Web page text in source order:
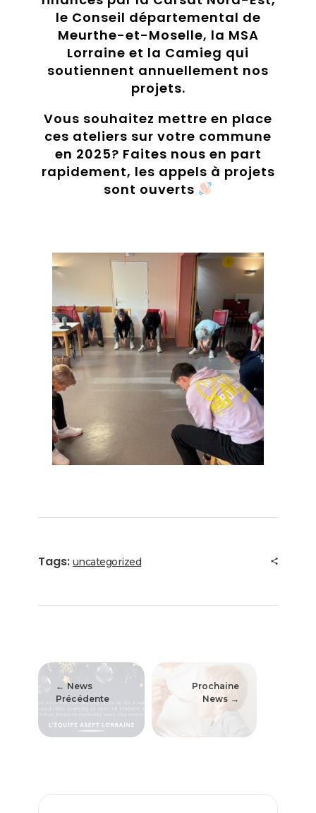
le Conseil départemental de
Meurthe-et-Moselle, la MSA
Lorraine et la Camieg qui
soutiennent annuellement nos
projets.
Vous souhaitez mettre en place
ces ateliers sur votre commune
en 2025? Faites nous en part
rapidement, les appels à projets
sont ouverts
Tags: uncategorized
News
Précédente
Prochaine
News